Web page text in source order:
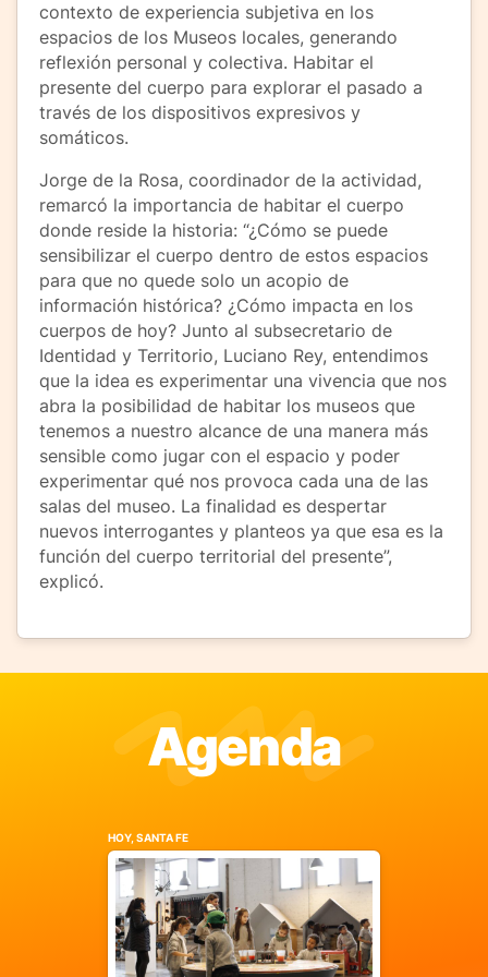
contexto de experiencia subjetiva en los
espacios de los Museos locales, generando
reflexión personal y colectiva. Habitar el
presente del cuerpo para explorar el pasado a
través de los dispositivos expresivos y
somáticos.
Jorge de la Rosa, coordinador de la actividad,
remarcó la importancia de habitar el cuerpo
donde reside la historia: “¿Cómo se puede
sensibilizar el cuerpo dentro de estos espacios
para que no quede solo un acopio de
información histórica? ¿Cómo impacta en los
cuerpos de hoy? Junto al subsecretario de
Identidad y Territorio, Luciano Rey, entendimos
que la idea es experimentar una vivencia que nos
abra la posibilidad de habitar los museos que
tenemos a nuestro alcance de una manera más
sensible como jugar con el espacio y poder
experimentar qué nos provoca cada una de las
salas del museo. La finalidad es despertar
nuevos interrogantes y planteos ya que esa es la
función del cuerpo territorial del presente”,
explicó.
Agenda
HOY, SANTA FE